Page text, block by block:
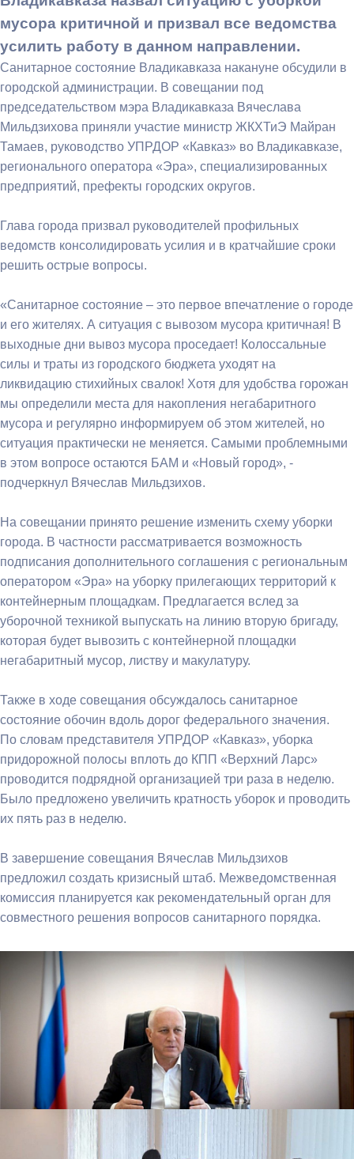
мусора критичной и призвал все ведомства
усилить работу в данном направлении.
Санитарное состояние Владикавказа накануне обсудили в
городской администрации. В совещании под
председательством мэра Владикавказа Вячеслава
Мильдзихова приняли участие министр ЖКХТиЭ Майран
Тамаев, руководство УПРДОР «Кавказ» во Владикавказе,
регионального оператора «Эра», специализированных
предприятий, префекты городских округов.
Глава города призвал руководителей профильных
ведомств консолидировать усилия и в кратчайшие сроки
решить острые вопросы.
«Санитарное состояние – это первое впечатление о городе
и его жителях. А ситуация с вывозом мусора критичная! В
выходные дни вывоз мусора проседает! Колоссальные
силы и траты из городского бюджета уходят на
ликвидацию стихийных свалок! Хотя для удобства горожан
мы определили места для накопления негабаритного
мусора и регулярно информируем об этом жителей, но
ситуация практически не меняется. Самыми проблемными
в этом вопросе остаются БАМ и «Новый город», -
подчеркнул Вячеслав Мильдзихов.
На совещании принято решение изменить схему уборки
города. В частности рассматривается возможность
подписания дополнительного соглашения с региональным
оператором «Эра» на уборку прилегающих территорий к
контейнерным площадкам. Предлагается вслед за
уборочной техникой выпускать на линию вторую бригаду,
которая будет вывозить с контейнерной площадки
негабаритный мусор, листву и макулатуру.
Также в ходе совещания обсуждалось санитарное
состояние обочин вдоль дорог федерального значения.
По словам представителя УПРДОР «Кавказ», уборка
придорожной полосы вплоть до КПП «Верхний Ларс»
проводится подрядной организацией три раза в неделю.
Было предложено увеличить кратность уборок и проводить
их пять раз в неделю.
В завершение совещания Вячеслав Мильдзихов
предложил создать кризисный штаб. Межведомственная
комиссия планируется как рекомендательный орган для
совместного решения вопросов санитарного порядка.